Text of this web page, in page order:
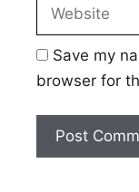
Save my
browser for